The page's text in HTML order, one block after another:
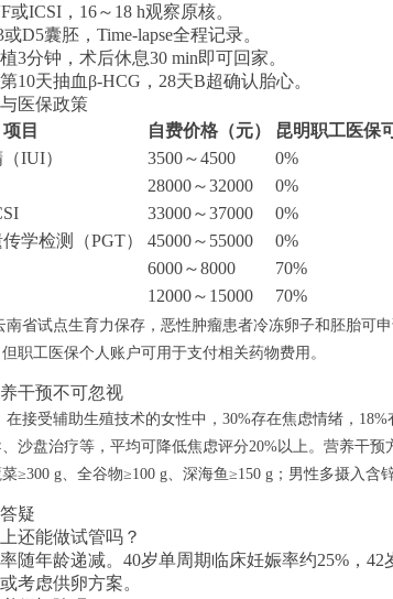
或ICSI，16～18 h观察原核。
或D5囊胚，Time-lapse全程记录。
3分钟，术后休息30 min即可回家。
10天抽血β-HCG，28天B超确认胎心。
医保政策
项目
自费价格（元） 昆明职工医保
IUI）
3500～4500 0%
28000～32000 0%
33000～37000 0%
学检测（PGT）
45000～55000 0%
6000～8000 70%
12000～15000 70%
南省试点生育力保存，恶性肿瘤患者冷冻卵子和胚胎可
职工医保个人账户可用于支付相关药物费用。
干预不可忽视
在接受辅助生殖技术的女性中，30%存在焦虑情绪，
沙盘治疗等，平均可降低焦虑评分20%以上。营养干
≥300 g、全谷物≥100 g、深海鱼≥150 g；男性多摄入含
疑
还能做试管吗？
随年龄递减。40岁单周期临床妊娠率约25%，
考虑供卵方案。